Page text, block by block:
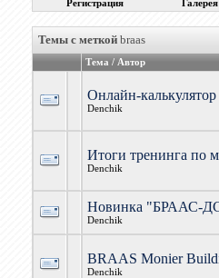
Регистрация Галерея
Темы с меткой braas
Тема / Автор
Онлайн-
Denchik
Итоги тренинга по
Denchik
Новинка "БРААС-
Denchik
BRAAS Monier
Denchik